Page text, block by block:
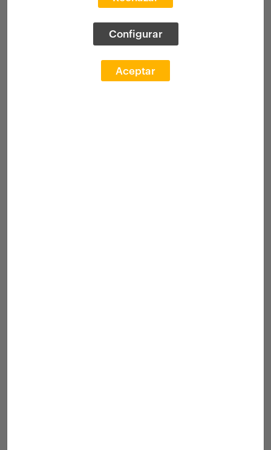
Configurar
Aceptar